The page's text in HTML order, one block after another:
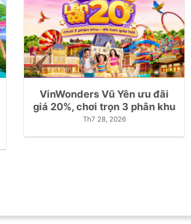
VinWonders Vũ Yên ưu đãi
giá 20%, chơi trọn 3 phân khu
Th7 28, 2026